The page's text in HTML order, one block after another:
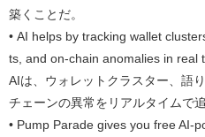
築くことだ。
• AI helps by tracking wallet
ts, and on-chain anomalies in real
AIは、ウォレットクラスター、語
チェーンの異常をリアルタイムで
• Pump Parade gives you free AI-